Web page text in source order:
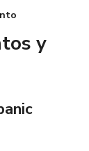
y